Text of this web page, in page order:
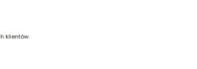
klientów.